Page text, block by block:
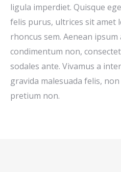
ligula imperdiet. Quisque
felis purus, ultrices sit amet
rhoncus sem. Aenean
condimentum non,
sodales ante. Vivamus a
gravida malesuada felis,
pretium non.